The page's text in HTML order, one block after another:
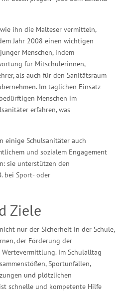
ihn die Malteser vermitteln,
Jahr 2008 einen wichtigen
Menschen, indem
für Mitschülerinnen,
als auch für den Sanitätsraum
Im täglichen Einsatz
Menschen im
erfahren, was
einige Schulsanitäter auch
und sozialem Engagement
sie unterstützen den
bei Sport- oder
Ziele
nur der Sicherheit in der Schule,
der Förderung der
Im Schulalltag
Sportunfällen,
und plötzlichen
schnelle und kompetente Hilfe